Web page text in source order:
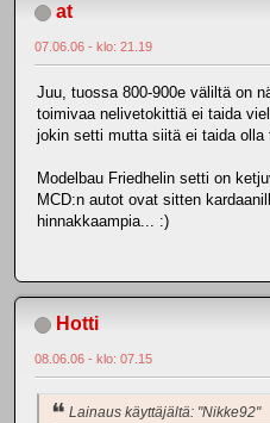
at
07.06.06 - klo: 21.19
Juu, tuossa 800-900e väliltä on
toimivaa nelivetokittiä ei taida
jokin setti mutta siitä ei taida olla
Modelbau Friedhelin setti on
MCD:n autot ovat sitten
hinnakkaampia... :)
Hotti
08.06.06 - klo: 07.15
Lainaus käyttäjältä: "Nikke92"